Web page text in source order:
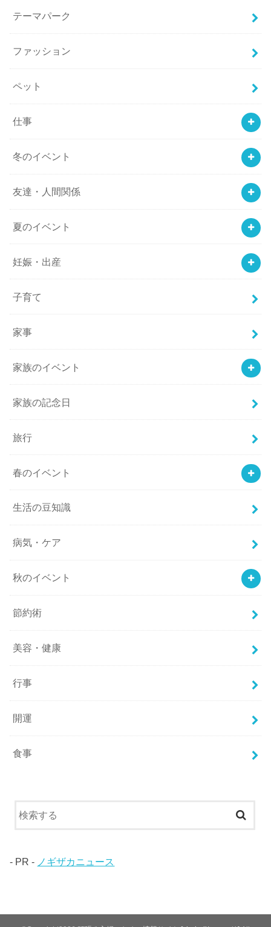
テーマパーク
ファッション
ペット
仕事
冬のイベント
友達・人間関係
夏のイベント
妊娠・出産
子育て
家事
家族のイベント
家族の記念日
旅行
春のイベント
生活の豆知識
病気・ケア
秋のイベント
節約術
美容・健康
行事
開運
食事
- PR - ノギザカニュース